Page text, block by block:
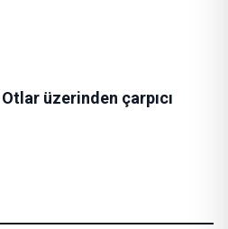
Otlar üzerinden çarpıcı